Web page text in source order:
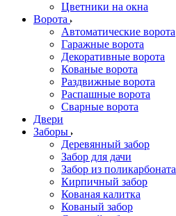
Цветники на окна
Ворота
Автоматические ворота
Гаражные ворота
Декоративные ворота
Кованые ворота
Раздвижные ворота
Распашные ворота
Сварные ворота
Двери
Заборы
Деревянный забор
Забор для дачи
Забор из поликарбоната
Кирпичный забор
Кованая калитка
Кованый забор